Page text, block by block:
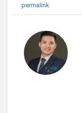
permalink.